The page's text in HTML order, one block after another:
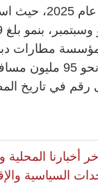
مؤسسة مطارات
المسافرين إلى نحو
أخبارنا المحلية